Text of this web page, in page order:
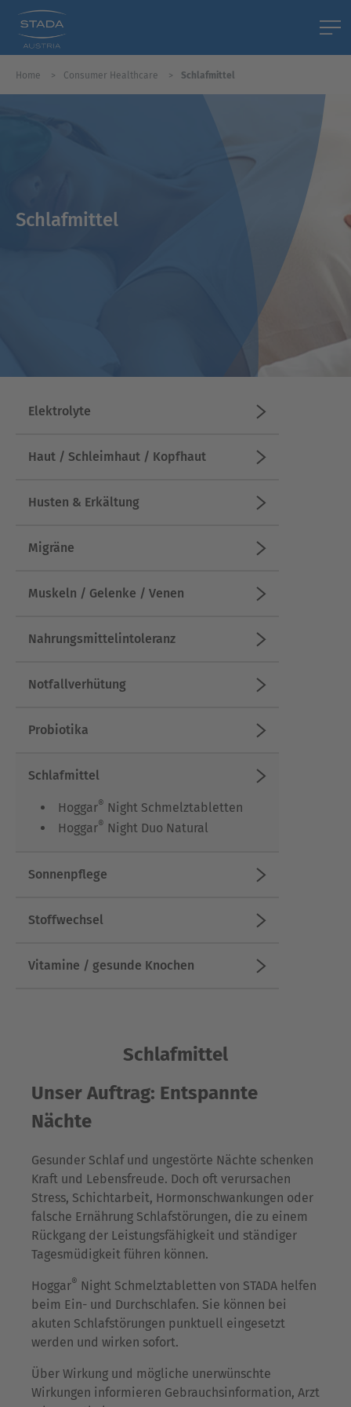
Home Consumer Healthcare Schlafmittel
Schlafmittel
Elektrolyte
Haut / Schleimhaut / Kopfhaut
Husten & Erkältung
Migräne
Muskeln / Gelenke / Venen
Nahrungsmittelintoleranz
Notfallverhütung
Probiotika
Schlafmittel
Hoggar® Night Schmelztabletten
Hoggar® Night Duo Natural
Sonnenpflege
Stoffwechsel
Vitamine / gesunde Knochen
Schlafmittel
Unser Auftrag: Entspannte
Nächte
Gesunder Schlaf und ungestörte Nächte schenken
Kraft und Lebensfreude. Doch oft verursachen
Stress, Schichtarbeit, Hormonschwankungen oder
falsche Ernährung Schlafstörungen, die zu einem
Rückgang der Leistungsfähigkeit und ständiger
Tagesmüdigkeit führen können.
Hoggar® Night Schmelztabletten von STADA helfen
beim Ein- und Durchschlafen. Sie können bei
akuten Schlafstörungen punktuell eingesetzt
werden und wirken sofort.
Über Wirkung und mögliche unerwünschte
Wirkungen informieren Gebrauchsinformation, Arzt